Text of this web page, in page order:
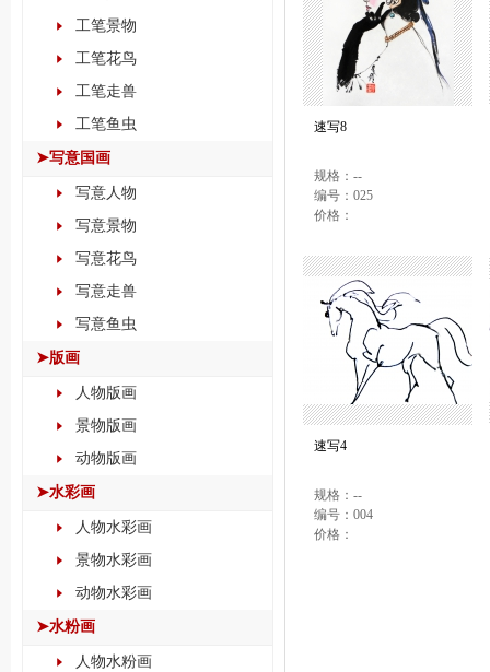
工笔景物
工笔花鸟
工笔走兽
工笔鱼虫
➤写意国画
写意人物
写意景物
写意花鸟
写意走兽
写意鱼虫
➤版画
人物版画
景物版画
动物版画
➤水彩画
人物水彩画
景物水彩画
动物水彩画
➤水粉画
人物水粉画
速写8
规格：--
编号：025
价格：
速写4
规格：--
编号：004
价格：